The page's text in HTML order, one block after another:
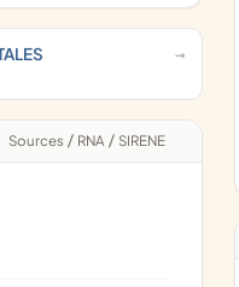
Sources / RNA / SIRENE